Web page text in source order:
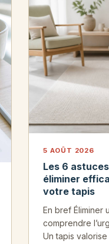
5 AOÛT 2026
Les 6
éliminer
votre tapis
En bref Éliminer
comprendre
Un tapis